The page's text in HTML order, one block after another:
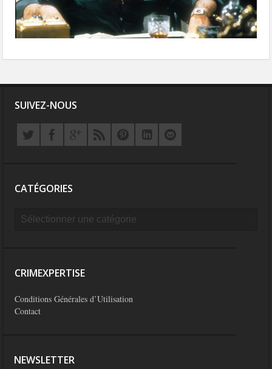
SUIVEZ-NOUS
CATÉGORIES
CRIMEXPERTISE
Conditions Générales d’Utilisation
Contact
NEWSLETTER